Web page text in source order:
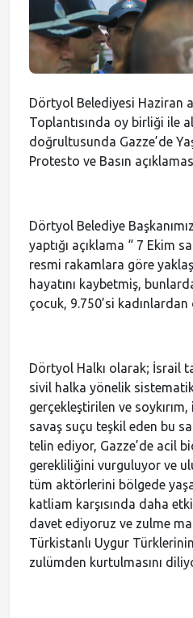
Meclis Gündemi
Muhtarlıklar
Faliyet Raporları
Stratejik Plan
Dörtyol Belediyesi Haziran
Toplantısında oy birliği ile
doğrultusunda Gazze’de
Protesto ve Basın
Dörtyol Belediye
yaptığı açıklama “ 7 Ekim
resmi rakamlara göre
hayatını kaybetmiş,
çocuk, 9.750’si kadınlardan
Dörtyol Halkı olarak; İsrail
sivil halka yönelik
gerçekleştirilen ve soykırım,
savaş suçu teşkil eden bu
telin ediyor, Gazze’de acil
gerekliliğini vurguluyor ve
tüm aktörlerini bölgede
katliam karşısında daha
davet ediyoruz ve zulme
Türkistanlı Uygur
zulümden kurtulmasını